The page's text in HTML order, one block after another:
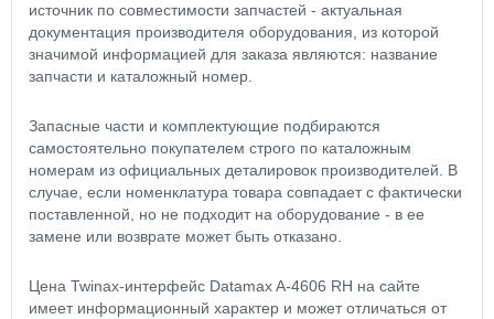
источник по совместимости запчастей - актуальная
документация производителя оборудования, из которой
значимой информацией для заказа являются: название
запчасти и каталожный номер.
Запасные части и комплектующие подбираются
самостоятельно покупателем строго по каталожным
номерам из официальных деталировок производителей. В
случае, если номенклатура товара совпадает с фактически
поставленной, но не подходит на оборудование - в ее
замене или возврате может быть отказано.
Цена Twinax-интерфейс Datamax A-4606 RH на сайте
имеет информационный характер и может отличаться от